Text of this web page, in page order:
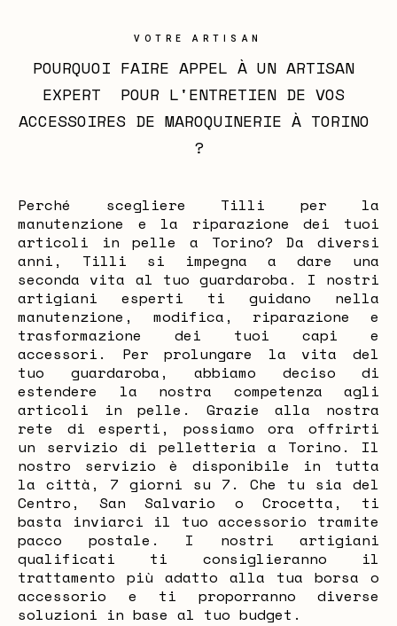
VOTRE ARTISAN
POURQUOI FAIRE APPEL À UN ARTISAN
EXPERT  POUR L'ENTRETIEN DE VOS
ACCESSOIRES DE MAROQUINERIE À TORINO
?
Perché scegliere Tilli per la
manutenzione e la riparazione dei tuoi
articoli in pelle a Torino? Da diversi
anni, Tilli si impegna a dare una
seconda vita al tuo guardaroba. I nostri
artigiani esperti ti guidano nella
manutenzione, modifica, riparazione e
trasformazione dei tuoi capi e
accessori. Per prolungare la vita del
tuo guardaroba, abbiamo deciso di
estendere la nostra competenza agli
articoli in pelle. Grazie alla nostra
rete di esperti, possiamo ora offrirti
un servizio di pelletteria a Torino. Il
nostro servizio è disponibile in tutta
la città, 7 giorni su 7. Che tu sia del
Centro, San Salvario o Crocetta, ti
basta inviarci il tuo accessorio tramite
pacco postale. I nostri artigiani
qualificati ti consiglieranno il
trattamento più adatto alla tua borsa o
accessorio e ti proporranno diverse
soluzioni in base al tuo budget.